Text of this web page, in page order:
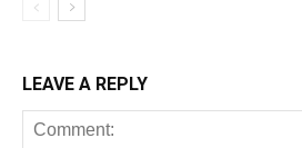
LEAVE A REPLY